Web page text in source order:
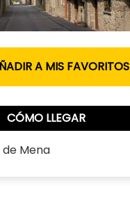
A MIS FAVORITOS
CÓMO LLEGAR
Mena